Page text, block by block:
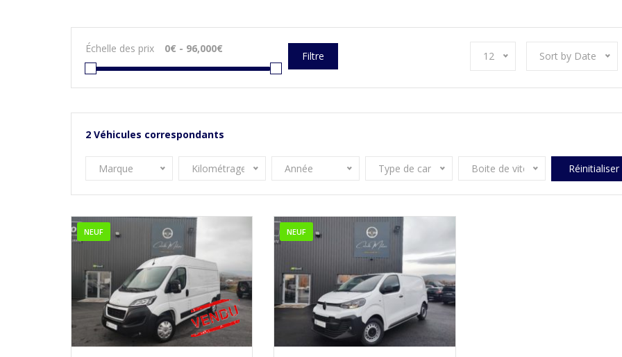
Échelle des prix
Filtre 12 Sort by Date
2 Véhicules correspondants
Marque Kilométrage Année Type de carburant Boite de vitesse Réinitialiser
NEUF NEUF